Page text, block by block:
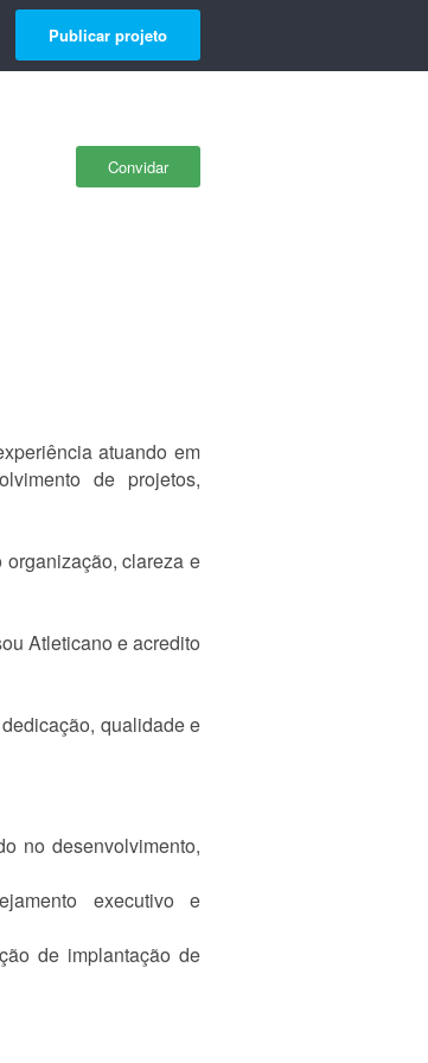
Publicar projeto
Convidar
atuando em
de projetos,
clareza e
Atleticano e acredito
qualidade e
no desenvolvimento,
executivo e
de implantação de